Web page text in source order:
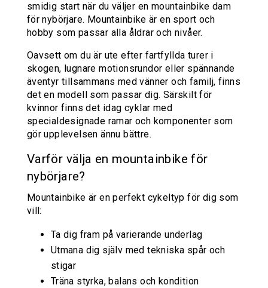
smidig start när du väljer en mountainbike dam
för nybörjare. Mountainbike är en sport och
hobby som passar alla åldrar och nivåer.
Oavsett om du är ute efter fartfyllda turer i
skogen, lugnare motionsrundor eller spännande
äventyr tillsammans med vänner och familj, finns
det en modell som passar dig. Särskilt för
kvinnor finns det idag cyklar med
specialdesignade ramar och komponenter som
gör upplevelsen ännu bättre.
Varför välja en mountainbike för
nybörjare?
Mountainbike är en perfekt cykeltyp för dig som
vill:
Ta dig fram på varierande underlag
Utmana dig själv med tekniska spår och
stigar
Träna styrka, balans och kondition